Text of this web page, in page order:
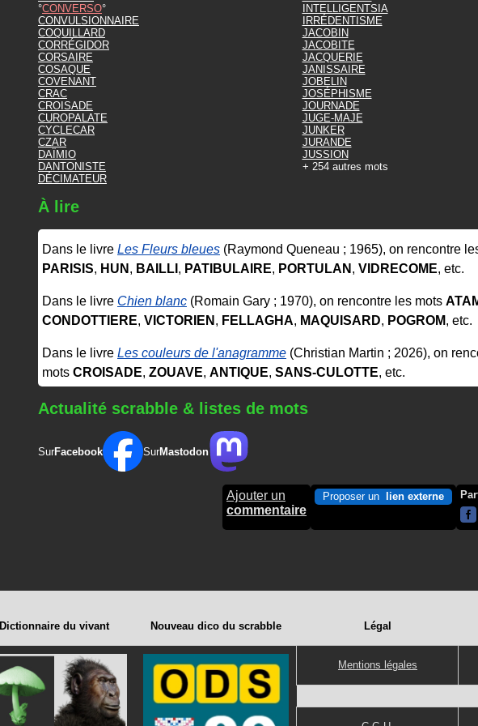
CONVERSO
CONVULSIONNAIRE
COQUILLARD
CORRÉGIDOR
CORSAIRE
COSAQUE
COVENANT
CRAC
CROISADE
CUROPALATE
CYCLECAR
CZAR
DAÏMIO
DANTONISTE
DÉCIMATEUR
INTELLIGENTSIA
IRRÉDENTISME
JACOBIN
JACOBITE
JACQUERIE
JANISSAIRE
JOBELIN
JOSÉPHISME
JOURNADE
JUGE-MAJE
JUNKER
JURANDE
JUSSION
+ 254 autres mots
À lire
Dans le livre Les Fleurs bleues (Raymond Queneau ; 1965), on rencontre
PARISIS, HUN , BAILLI , PATIBULAIRE, PORTULAN , VIDRECOME, etc.
Dans le livre Chien blanc (Romain Gary ; 1970), on rencontre les mots
CONDOTTIERE, VICTORIEN , FELLAGHA, MAQUISARD, POGROM, etc.
Dans le livre Les couleurs de l'anagramme (Christian Martin ; 2026), on
mots CROISADE, ZOUAVE, ANTIQUE, SANS-CULOTTE, etc.
Actualité scrabble & listes de mots
SurFacebook SurMastodon
Ajouter un
commentaire
Proposer un lien externe
Dictionnaire du vivant Nouveau dico du scrabble Légal
Mentions légales